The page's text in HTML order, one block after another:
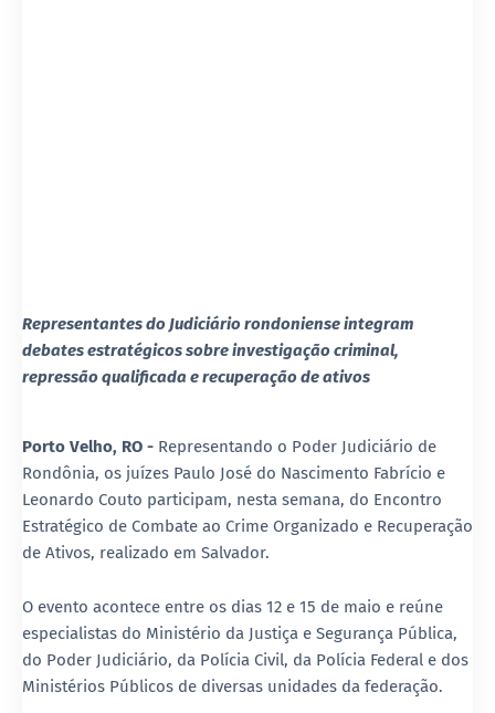
Representantes do Judiciário rondoniense integram
debates estratégicos sobre investigação criminal,
repressão qualificada e recuperação de ativos
Porto Velho, RO - Representando o Poder Judiciário de
Rondônia, os juízes Paulo José do Nascimento Fabrício e
Leonardo Couto participam, nesta semana, do Encontro
Estratégico de Combate ao Crime Organizado e Recuperação
de Ativos, realizado em Salvador.
O evento acontece entre os dias 12 e 15 de maio e reúne
especialistas do Ministério da Justiça e Segurança Pública,
do Poder Judiciário, da Polícia Civil, da Polícia Federal e dos
Ministérios Públicos de diversas unidades da federação.